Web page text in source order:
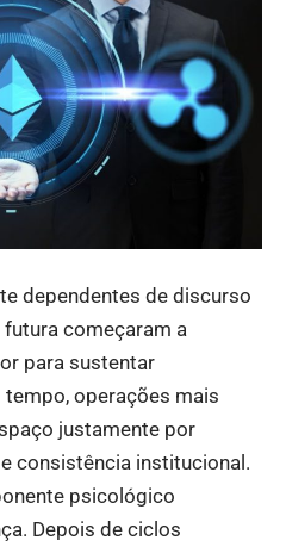
dependentes de discurso
começaram a
para sustentar
operações mais
justamente por
consistência institucional.
psicológico
Depois de ciclos